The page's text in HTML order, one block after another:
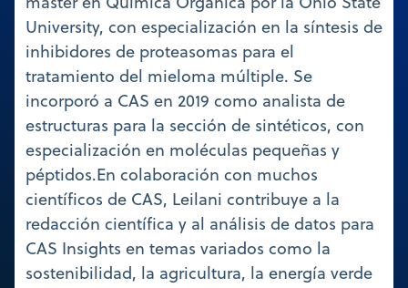
University, con especialización en la síntesis de
inhibidores de proteasomas para el
tratamiento del mieloma múltiple. Se
incorporó a CAS en 2019 como analista de
estructuras para la sección de sintéticos, con
especialización en moléculas pequeñas y
péptidos.En colaboración con muchos
científicos de CAS, Leilani contribuye a la
redacción científica y al análisis de datos para
CAS Insights en temas variados como la
sostenibilidad, la agricultura, la energía verde